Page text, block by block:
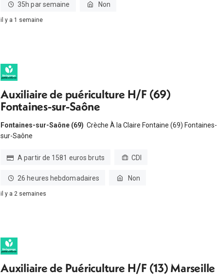
35h par semaine Non
il y a 1 semaine
Auxiliaire de puériculture H/F (69)
Fontaines-sur-Saône
Fontaines-sur-Saône (69) Crèche À la Claire Fontaine (69) Fontaines-
sur-Saône
A partir de 1581 euros bruts CDI
26 heures hebdomadaires Non
il y a 2 semaines
Auxiliaire de Puériculture H/F (13) Marseille